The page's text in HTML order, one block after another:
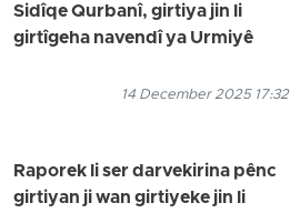
Sidîqe Qurbanî, girtiya jin li
girtîgeha navendî ya Urmiyê
14 December 2025 17:32
Raporek li ser darvekirina pênc
girtiyan ji wan girtiyeke jin li